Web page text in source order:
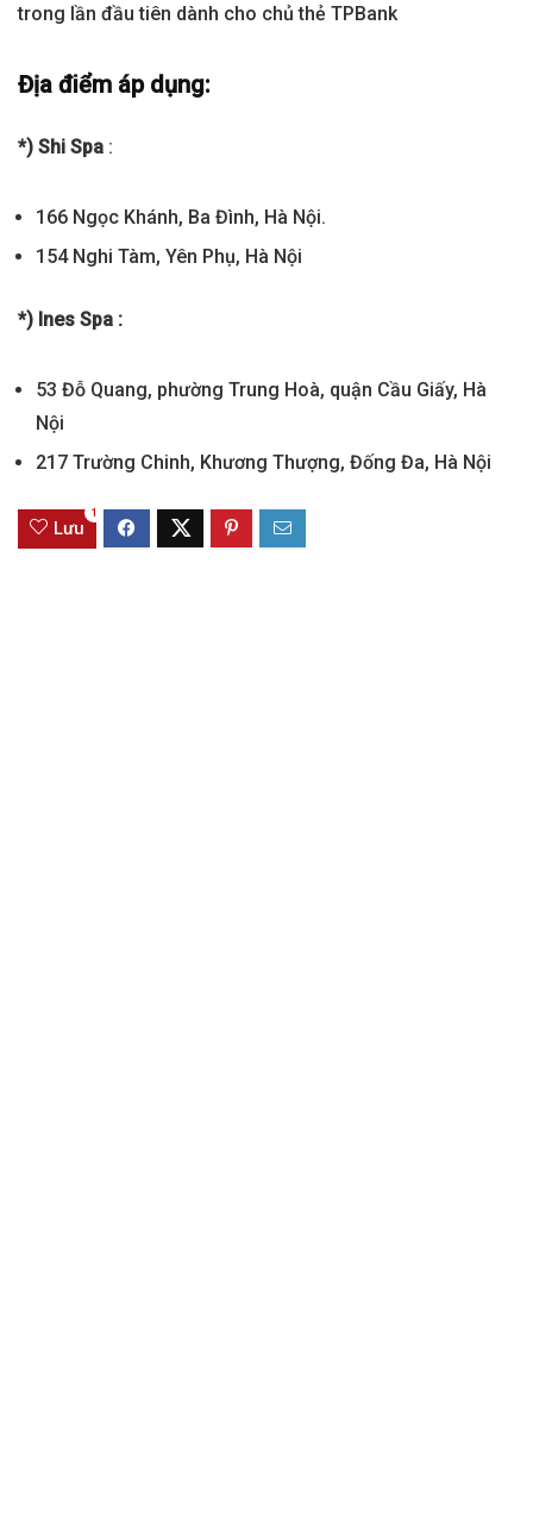
trong lần đầu tiên dành cho chủ thẻ TPBank
Địa điểm áp dụng:
*) Shi Spa :
166 Ngọc Khánh, Ba Đình, Hà Nội.
154 Nghi Tàm, Yên Phụ, Hà Nội
*) Ines Spa :
53 Đỗ Quang, phường Trung Hoà, quận Cầu Giấy, Hà
Nội
217 Trường Chinh, Khương Thượng, Đống Đa, Hà Nội
Lưu
1